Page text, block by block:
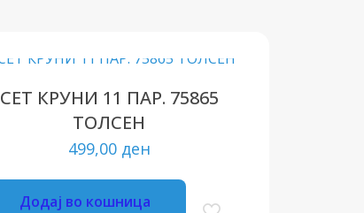
СЕТ КРУНИ 11 ПАР. 75865
ТОЛСЕН
499,00 ден
Додај во кошница